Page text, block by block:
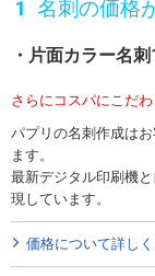
名刺の価格
片面カラー名
さらにコスパにこだわ
パプリの名刺作成は
ます。
最新デジタル印刷機
現しています。
価格について詳し